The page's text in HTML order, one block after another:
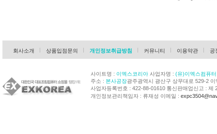
회사소개 상품입점문의 개인정보취급방침 커뮤니티 이용약관 공
사이트명 : 이엑스코리아사업자명 : (유)이엑스컴퓨터
주소 : 본사공장광주광역시 광산구 상무대로 529-2 이
사업자등록번호 : 422-88-01610 통신판매업신고 : 제
개인정보관리책임자 : 류재성 이메일 :